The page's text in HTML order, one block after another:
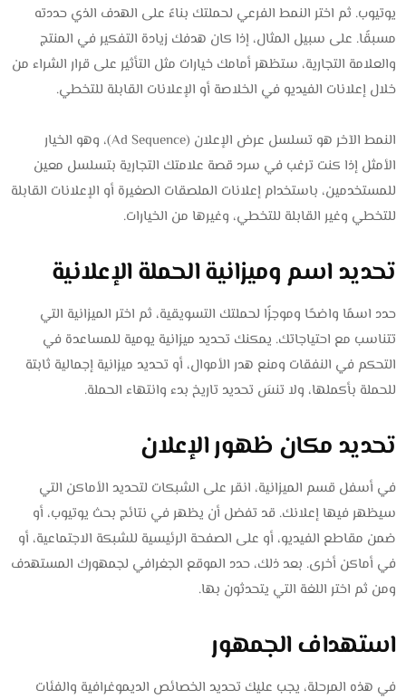
يوتيوب. ثم اختر النمط الفرعي لحملتك بناءً على الهدف الذي حددته
مسبقًا. على سبيل المثال، إذا كان هدفك زيادة التفكير في المنتج
والعلامة التجارية، ستظهر أمامك خيارات مثل التأثير على قرار الشراء من
خلال إعلانات الفيديو في الخلاصة أو الإعلانات القابلة للتخطي.
النمط الآخر هو تسلسل عرض الإعلان (Ad Sequence)، وهو الخيار
الأمثل إذا كنت ترغب في سرد قصة علامتك التجارية بتسلسل معين
للمستخدمين، باستخدام إعلانات الملصقات الصغيرة أو الإعلانات القابلة
للتخطي وغير القابلة للتخطي، وغيرها من الخيارات.
تحديد اسم وميزانية الحملة الإعلانية
حدد اسمًا واضحًا وموجزًا لحملتك التسويقية، ثم اختر الميزانية التي
تتناسب مع احتياجاتك. يمكنك تحديد ميزانية يومية للمساعدة في
التحكم في النفقات ومنع هدر الأموال، أو تحديد ميزانية إجمالية ثابتة
للحملة بأكملها، ولا تنسَ تحديد تاريخ بدء وانتهاء الحملة.
تحديد مكان ظهور الإعلان
في أسفل قسم الميزانية، انقر على الشبكات لتحديد الأماكن التي
سيظهر فيها إعلانك. قد تفضل أن يظهر في نتائج بحث يوتيوب، أو
ضمن مقاطع الفيديو، أو على الصفحة الرئيسية للشبكة الاجتماعية، أو
في أماكن أخرى. بعد ذلك، حدد الموقع الجغرافي لجمهورك المستهدف
ومن ثم اختر اللغة التي يتحدثون بها.
استهداف الجمهور
في هذه المرحلة، يجب عليك تحديد الخصائص الديموغرافية والفئات